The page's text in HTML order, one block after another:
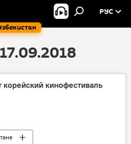
РУС
корейский кинофестиваль